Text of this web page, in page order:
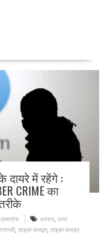
में रहेंगे :
CRIME का
अपराध, उत्तर
, साइबर क्राइम, साइबर क्राइम